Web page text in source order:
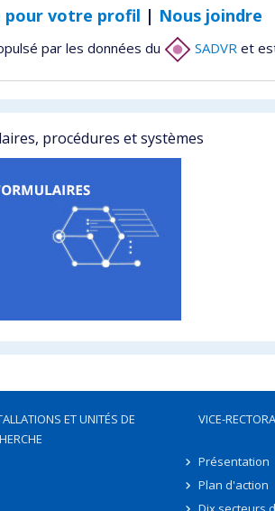
pour votre profil | Nous joindre
par les données du SADVR et
procédures et systèmes
ET UNITÉS DE
VICE-
Présentation
Plan d'action